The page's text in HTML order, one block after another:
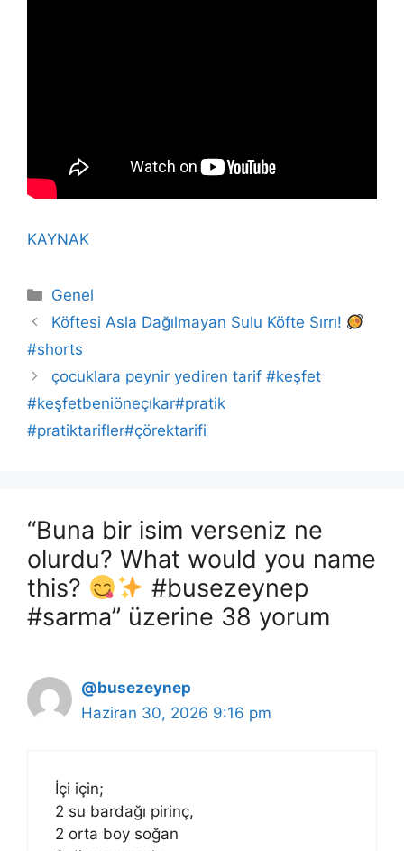
KAYNAK
Kategoriler
Genel
Köftesi Asla Dağılmayan Sulu Köfte Sırrı!
#shorts
çocuklara peynir yediren tarif #keşfet
#keşfetbeniöneçıkar#pratik
#pratiktarifler#çörektarifi
“Buna bir isim verseniz ne
olurdu? What would you name
this?
#busezeynep
#sarma” üzerine 38 yorum
@busezeynep
Haziran 30, 2026 9:16 pm
İçi için;
2 su bardağı pirinç,
2 orta boy soğan